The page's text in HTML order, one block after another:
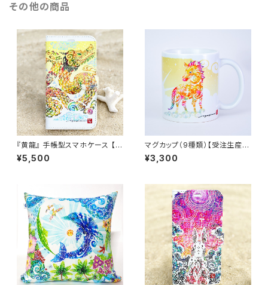
その他の商品
『黄龍』 手帳型スマホケース 【受
注生産・送料無料】
¥5,500
マグカップ（9種類）【受注生産・
送料無料】
¥3,300